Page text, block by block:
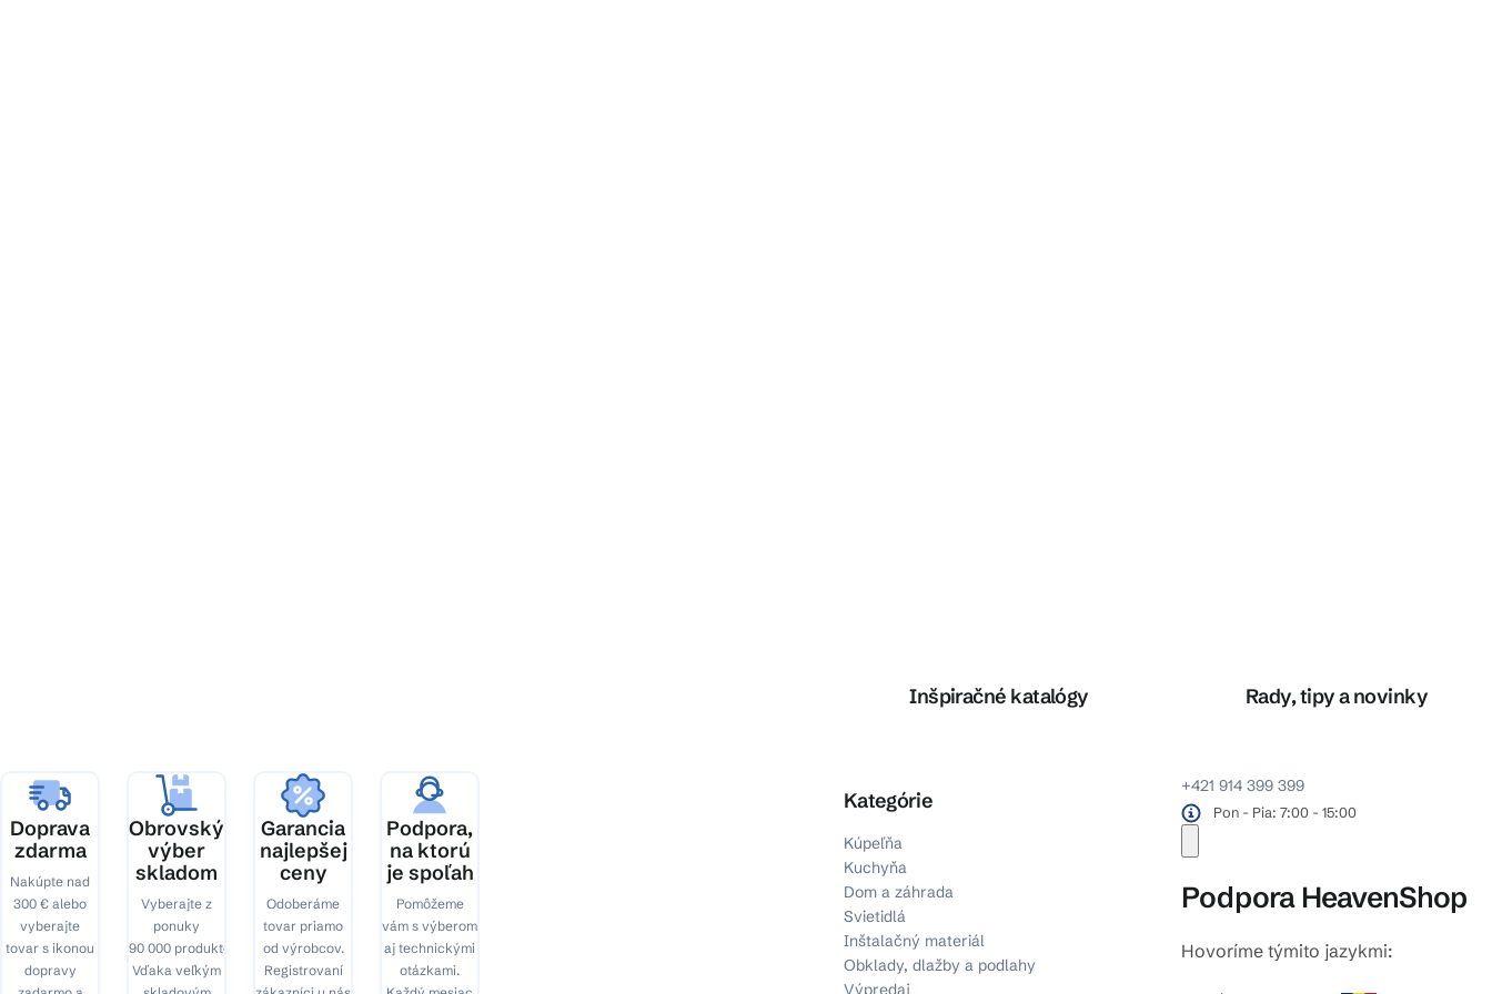
Inšpiračné katalógy Rady, tipy a novinky
Doprava
zdarma
Nakúpte nad
300 € alebo
vyberajte
tovar s ikonou
dopravy
Obrovský
výber
skladom
Vyberajte z
ponuky
90 000 produktov.
Vďaka veľkým
Garancia
najlepšej
ceny
Odoberáme
tovar priamo
od výrobcov.
Registrovaní
Podpora,
na ktorú
je spoľah
Pomôžeme
vám s výberom
aj technickými
otázkami.
+421 914 399 399
Pon - Pia: 7:00 - 15:00
Podpora HeavenShop
Hovoríme týmito jazykmi:
Kategórie
Kúpeľňa
Kuchyňa
Dom a záhrada
Svietidlá
Inštalačný materiál
Obklady, dlažby a podlahy
Výpredaj